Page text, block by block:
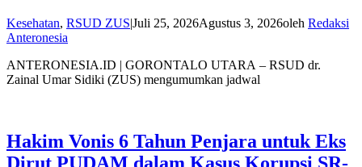
Kesehatan, RSUD ZUS|Juli 25, 2026Agustus 3, 2026oleh Redaksi
Anteronesia
ANTERONESIA.ID | GORONTALO UTARA – RSUD dr.
Zainal Umar Sidiki (ZUS) mengumumkan jadwal
Hakim Vonis 6 Tahun Penjara untuk Eks
Dirut PUDAM dalam Kasus Korupsi SR-